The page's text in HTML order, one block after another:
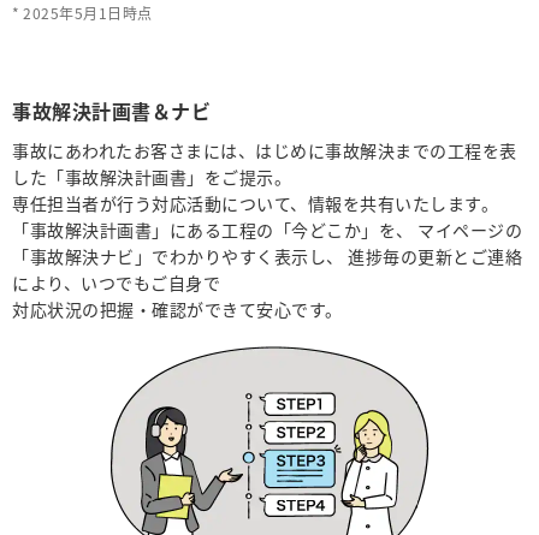
2025年5月1日時点
事故解決計画書＆ナビ
事故にあわれたお客さまには、はじめに事故解決までの工程を表
した「事故解決計画書」をご提示。
専任担当者が行う対応活動について、情報を共有いたします。
「事故解決計画書」にある工程の「今どこか」を、
マイページの
「事故解決ナビ」でわかりやすく表示し、
進捗毎の更新とご連絡
により、いつでもご自身で
対応状況の把握・確認ができて安心です。